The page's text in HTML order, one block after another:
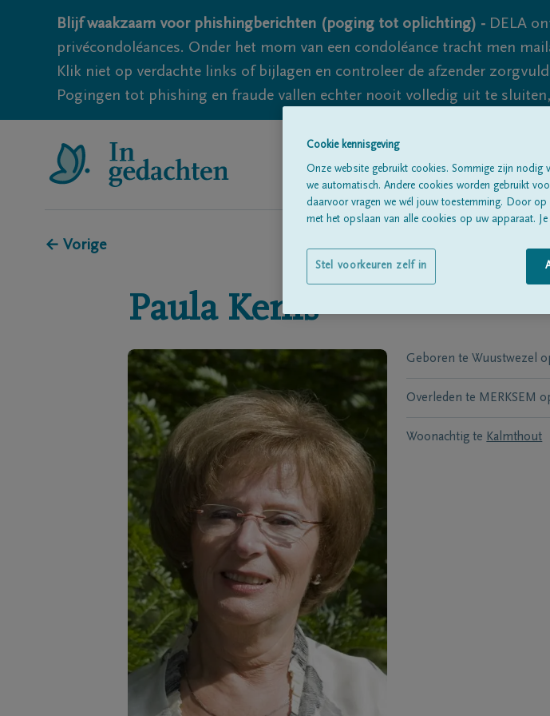
Blijf waakzaam voor phishingberichten (poging tot oplichting) - DELA
privécondoléances. Onder het mom van een condoléance tracht men
Klik niet op verdachte links of bijlagen en controleer de afzender
Pogingen tot phishing en fraude vallen echter nooit volledig uit te
← Vorige
Paula Kenis
Geboren te Wuustwezel
Overleden te MERKSEM
Woonachtig te Kalmthout
Cookie kennisgeving
Onze website gebruikt cookies. Sommige zijn nodig
we automatisch. Andere cookies worden gebruikt
daarvoor vragen we wél jouw toestemming. Door
met het opslaan van alle cookies op uw apparaat.
Stel voorkeuren zelf in